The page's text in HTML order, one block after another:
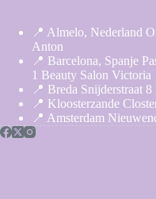
📍 Almelo, Nederland
Anton
📍 Barcelona, Spanje
1 Beauty Salon Victoria
📍 Breda Snijderstraat
📍 Kloosterzande
📍 Amsterdam